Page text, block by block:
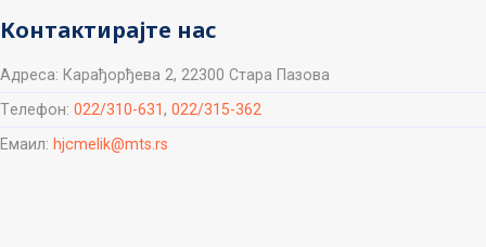
Контактирајте нас
Aдреса: Карађорђева 2, 22300 Стара Пазова
Tелефон: 022/310-631, 022/315-362
Емаил: hjcmelik@mts.rs